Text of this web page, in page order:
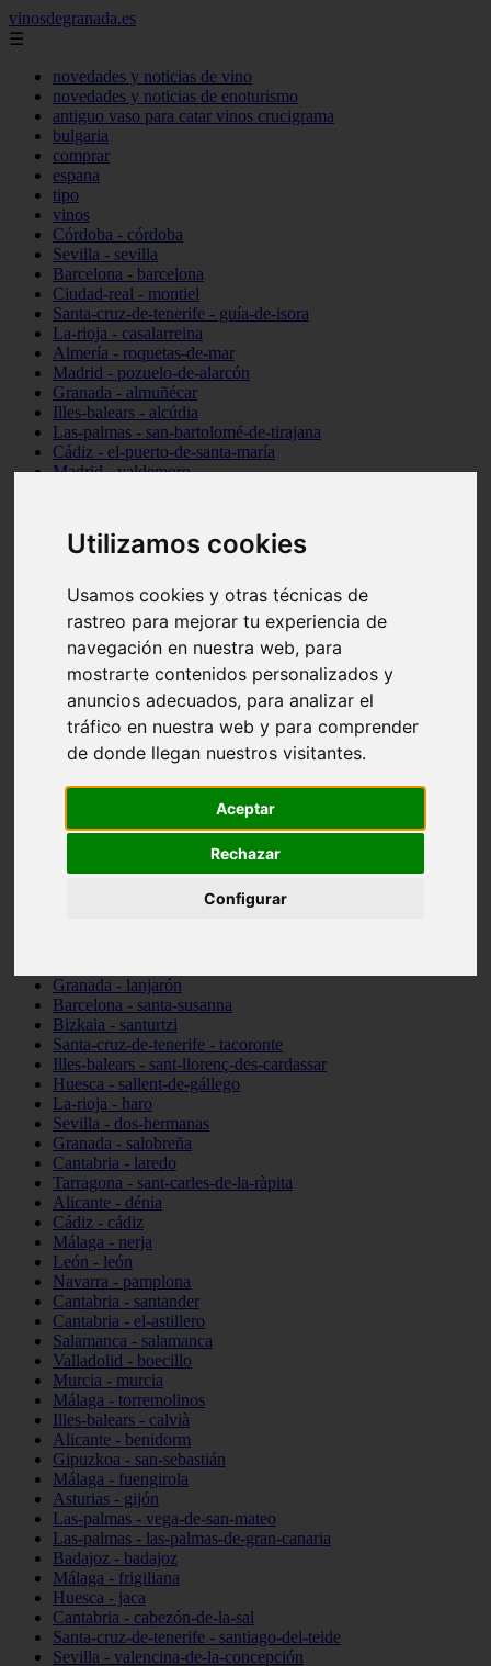
Utilizamos cookies
Usamos cookies y otras técnicas de
rastreo para mejorar tu experiencia de
navegación en nuestra web, para
mostrarte contenidos personalizados y
anuncios adecuados, para analizar el
tráfico en nuestra web y para comprender
de donde llegan nuestros visitantes.
Aceptar
Rechazar
Configurar
vinosdegranada.es
☰
novedades y noticias de vino
novedades y noticias de enoturismo
antiguo vaso para catar vinos crucigrama
bulgaria
comprar
espana
tipo
vinos
Córdoba - córdoba
Sevilla - sevilla
Barcelona - barcelona
Ciudad-real - montiel
Santa-cruz-de-tenerife - guía-de-isora
La-rioja - casalarreina
Almería - roquetas-de-mar
Madrid - pozuelo-de-alarcón
Granada - almuñécar
Illes-balears - alcúdia
Las-palmas - san-bartolomé-de-tirajana
Cádiz - el-puerto-de-santa-maría
Madrid - valdemoro
Cantabria - suances
Sevilla - bormujos
Málaga - júzcar
Huesca - alquézar
Huesca - castejón-de-sos
Lleida - alt-àneu
Córdoba - almedinilla
Navarra - zangoza
Cantabria - arenas-de-iguña
Barcelona - la-pobla-de-lillet
Murcia - cartagena
Madrid - nuevo-baztán
Granada - lanjarón
Barcelona - santa-susanna
Bizkaia - santurtzi
Santa-cruz-de-tenerife - tacoronte
Illes-balears - sant-llorenç-des-cardassar
Huesca - sallent-de-gállego
La-rioja - haro
Sevilla - dos-hermanas
Granada - salobreña
Cantabria - laredo
Tarragona - sant-carles-de-la-ràpita
Alicante - dénia
Cádiz - cádiz
Málaga - nerja
León - león
Navarra - pamplona
Cantabria - santander
Cantabria - el-astillero
Salamanca - salamanca
Valladolid - boecillo
Murcia - murcia
Málaga - torremolinos
Illes-balears - calvià
Alicante - benidorm
Gipuzkoa - san-sebastián
Málaga - fuengirola
Asturias - gijón
Las-palmas - vega-de-san-mateo
Las-palmas - las-palmas-de-gran-canaria
Badajoz - badajoz
Málaga - frigiliana
Huesca - jaca
Cantabria - cabezón-de-la-sal
Santa-cruz-de-tenerife - santiago-del-teide
Sevilla - valencina-de-la-concepción